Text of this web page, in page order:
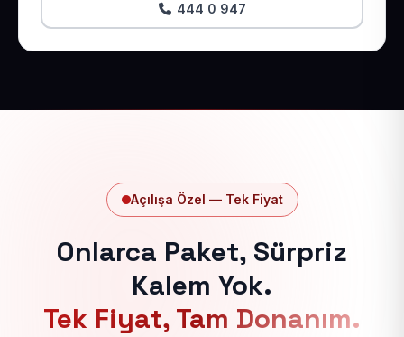
444 0 947
Açılışa Özel — Tek Fiyat
Onlarca Paket, Sürpriz
Kalem Yok.
Tek Fiyat, Tam Donanım.